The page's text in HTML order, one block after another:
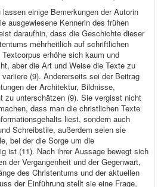
einige Bemerkungen der Autorin
ausgewiesene Kennerin des frühen
daraufhin, dass die Geschichte dieser
mehrheitlich auf schriftlichen
erhöhe sich kaum und
aber die Art und Weise die Texte zu
(9). Andererseits sei der Beitrag
der Architektur, Bildnisse,
zu unterschätzen (9). Sie vergisst nicht
dass man die christlichen Texte
liest, sondern auch
Schreibstile, außerdem seien sie
bei der die Sorge um die
ist (11). Nach ihrer Aussage bewegt sich
der Vergangenheit und der Gegenwart,
des Christentums und der aktuellen
der Einführung stellt sie eine Frage,